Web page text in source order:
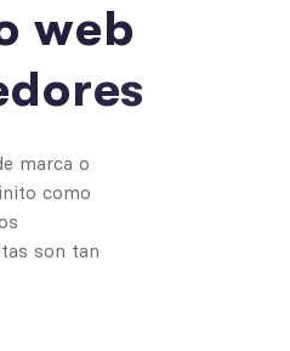
web
dores
marca o
como
son tan